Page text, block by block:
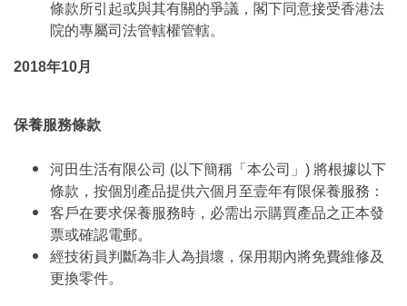
條款所引起或與其有關的爭議，閣下同意接受香港法
院的專屬司法管轄權管轄。
2018年10月
保養服務條款
河田生活有限公司 (以下簡稱「本公司」) 將根據以下
條款，按個別產品提供六個月至壹年有限保養服務：
客戶在要求保養服務時，必需出示購買產品之正本發
票或確認電郵。
經技術員判斷為非人為損壞，保用期內將免費維修及
更換零件。